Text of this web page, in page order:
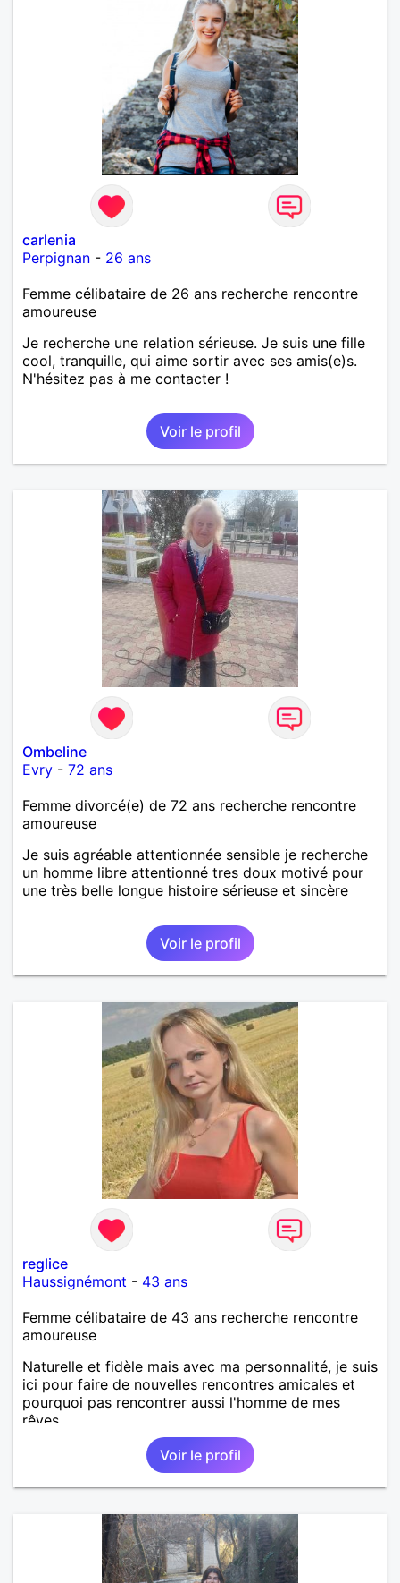
carlenia
Perpignan - 26 ans
Femme célibataire de 26 ans recherche rencontre
amoureuse
Je recherche une relation sérieuse. Je suis une fille
cool, tranquille, qui aime sortir avec ses amis(e)s.
N'hésitez pas à me contacter !
Voir le profil
Ombeline
Evry - 72 ans
Femme divorcé(e) de 72 ans recherche rencontre
amoureuse
Je suis agréable attentionnée sensible je recherche
un homme libre attentionné tres doux motivé pour
une très belle longue histoire sérieuse et sincère
Voir le profil
reglice
Haussignémont - 43 ans
Femme célibataire de 43 ans recherche rencontre
amoureuse
Naturelle et fidèle mais avec ma personnalité, je suis
ici pour faire de nouvelles rencontres amicales et
pourquoi pas rencontrer aussi l'homme de mes
rêves.
Voir le profil